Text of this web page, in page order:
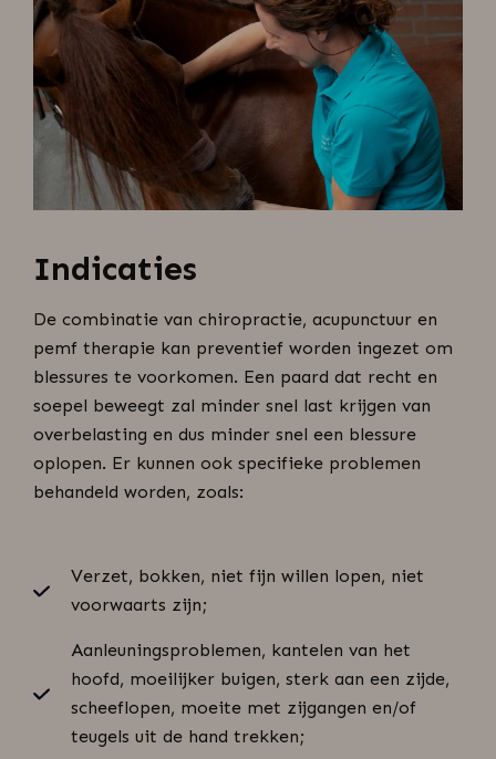
Indicaties
De combinatie van chiropractie, acupunctuur en
pemf therapie kan preventief worden ingezet om
blessures te voorkomen. Een paard dat recht en
soepel beweegt zal minder snel last krijgen van
overbelasting en dus minder snel een blessure
oplopen. Er kunnen ook specifieke problemen
behandeld worden, zoals:
Verzet, bokken, niet fijn willen lopen, niet
voorwaarts zijn;
Aanleuningsproblemen, kantelen van het
hoofd, moeilijker buigen, sterk aan een zijde,
scheeflopen, moeite met zijgangen en/of
teugels uit de hand trekken;